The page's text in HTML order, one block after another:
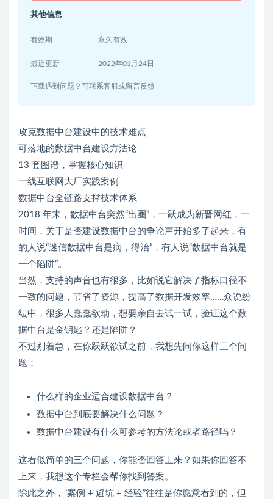
其他信息
有效期 永久有效
最近更新 2022年01月24日
下载遇到问题？可联系客服或留言反馈
攻克数据中台建设中的技术难点
可落地的数据中台建设方法论
13 套图谱，掌握核心知识
一线互联网大厂实践案例
数据中台全链路支撑技术体系
2018 年末，数据中台突然“出圈”，一跃成为新晋网红，一
时间，关于是否建设数据中台的争论声开始多了起来，有
的人说“迷信数据中台是病，得治”，有人说“数据中台就是
一个陷阱”。
当然，支持的声音也有很多，比如说它解决了指标口径不
一致的问题，节省了资源，提高了数据开发效率……众说纷
纭中，很多人蠢蠢欲动，想要亲自去试一试，验证这个数
据中台是金钥匙？还是陷阱？
不过别着急，在你跃跃欲试之前，我想先问你这样三个问
题：
什么样的企业适合建设数据中台？
数据中台到底要解决什么问题？
数据中台建设有什么可参考的方法论或者路径吗？
这看似简单的三个问题，你能否回答上来？如果你回答不
上来，我想这个专栏会帮你找到答案。
除此之外，“案例 + 避坑 + 经验”往往是你愿意看到的，但